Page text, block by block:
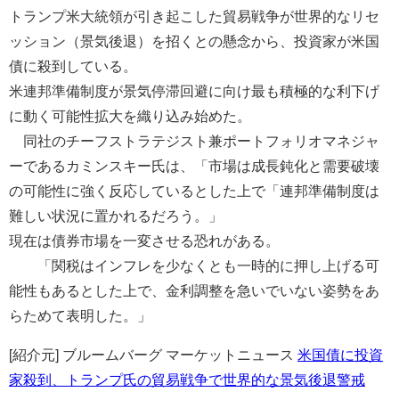
トランプ米大統領が引き起こした貿易戦争が世界的なリセ
ッション（景気後退）を招くとの懸念から、投資家が米国
債に殺到している。
米連邦準備制度が景気停滞回避に向け最も積極的な利下げ
に動く可能性拡大を織り込み始めた。
同社のチーフストラテジスト兼ポートフォリオマネジャ
ーであるカミンスキー氏は、「市場は成長鈍化と需要破壊
の可能性に強く反応しているとした上で「連邦準備制度は
難しい状況に置かれるだろう。」
現在は債券市場を一変させる恐れがある。
「関税はインフレを少なくとも一時的に押し上げる可
能性もあるとした上で、金利調整を急いでいない姿勢をあ
らためて表明した。」
[紹介元] ブルームバーグ マーケットニュース 米国債に投資
家殺到、トランプ氏の貿易戦争で世界的な景気後退警戒